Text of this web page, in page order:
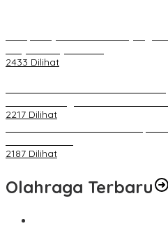
2433 Dilihat
2217 Dilihat
2187 Dilihat
Olahraga Terbaru